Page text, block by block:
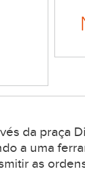
da praça
a uma
as